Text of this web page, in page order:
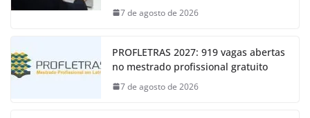
7 de agosto de 2026
PROFLETRAS 2027: 919 vagas abertas
no mestrado profissional gratuito
7 de agosto de 2026